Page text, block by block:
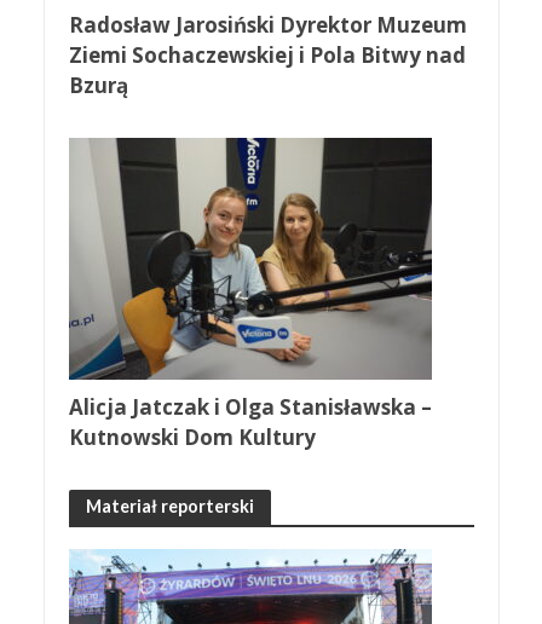
Radosław Jarosiński Dyrektor Muzeum
Ziemi Sochaczewskiej i Pola Bitwy nad
Bzurą
Alicja Jatczak i Olga Stanisławska –
Kutnowski Dom Kultury
Materiał reporterski